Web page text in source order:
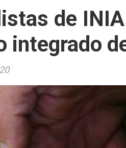
de
integrado